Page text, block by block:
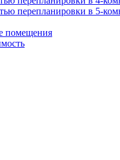
перепланировки в 5-
помещения